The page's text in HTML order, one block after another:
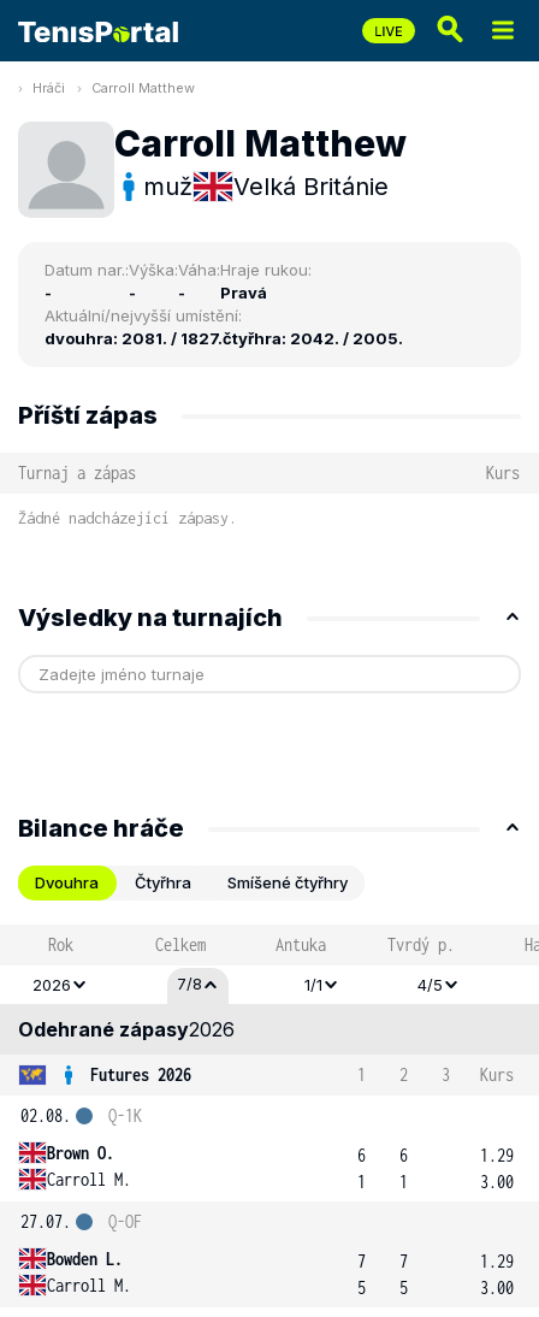
Hráči Carroll Matthew
Carroll Matthew
muž Velká Británie
Datum nar.:
-
Výška:
-
Váha:
-
Hraje rukou:
Pravá
Aktuální/nejvyšší umístění:
dvouhra: 2081. / 1827.čtyřhra: 2042. / 2005.
Příští zápas
Turnaj a zápas Kurs
Žádné nadcházející zápasy.
Výsledky na turnajích
Bilance hráče
Dvouhra Čtyřhra Smíšené čtyřhry
Rok Celkem Antuka Tvrdý p.
2026 7/8 1/1 4/5
Odehrané zápasy2026
Futures 2026 1 2 3
Kurs
02.08.
Brown O.
Carroll M.
Q-1K
6
1
6
1
1.29
3.00
27.07.
Bowden L.
Carroll M.
Q-OF
7
5
7
5
1.29
3.00